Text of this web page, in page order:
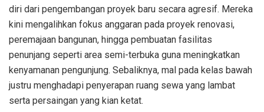
diri dari pengembangan proyek baru secara agresif. Mereka
kini mengalihkan fokus anggaran pada proyek renovasi,
peremajaan bangunan, hingga pembuatan fasilitas
penunjang seperti area semi-terbuka guna meningkatkan
kenyamanan pengunjung. Sebaliknya, mal pada kelas bawah
justru menghadapi penyerapan ruang sewa yang lambat
serta persaingan yang kian ketat.